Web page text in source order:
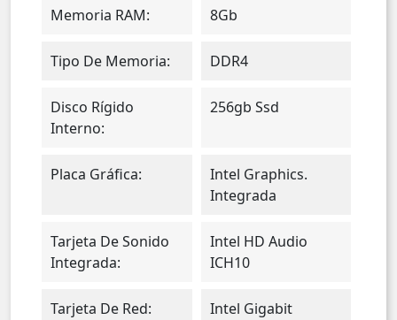
Memoria RAM: 8Gb
Tipo De Memoria: DDR4
Disco Rígido
Interno:
256gb Ssd
Placa Gráfica:
Intel Graphics.
Integrada
Tarjeta De Sonido
Integrada:
Intel HD Audio
ICH10
Tarjeta De Red: Intel Gigabit